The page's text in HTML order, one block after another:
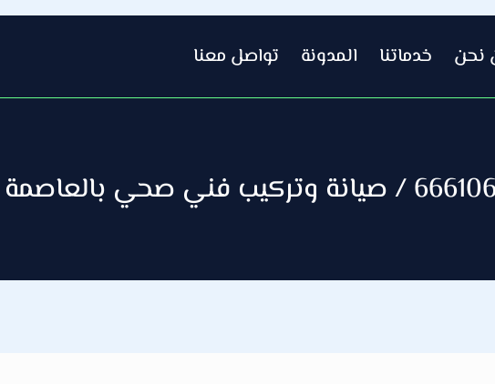
نحن خدماتنا المدونة تواصل معنا